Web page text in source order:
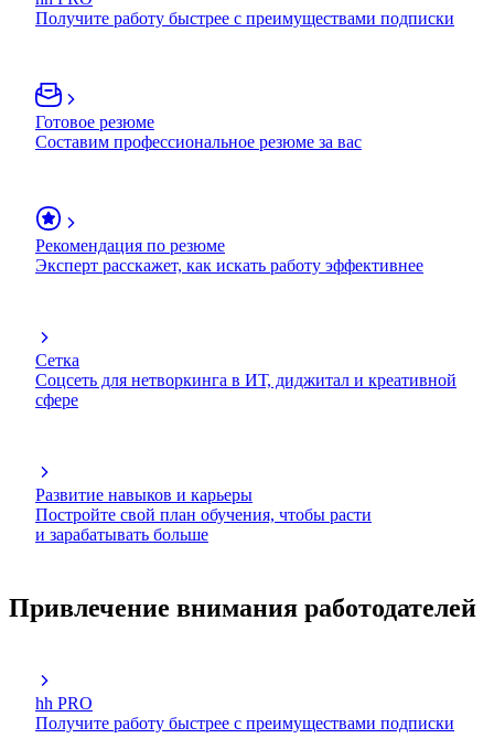
Получите работу быстрее с преимуществами подписки
Готовое резюме
Составим профессиональное резюме за вас
Рекомендация по резюме
Эксперт расскажет, как искать работу эффективнее
Сетка
Соцсеть для нетворкинга в ИТ, диджитал и креативной
сфере
Развитие навыков и карьеры
Постройте свой план обучения, чтобы расти
и зарабатывать больше
Привлечение внимания работодателей
hh PRO
Получите работу быстрее с преимуществами подписки